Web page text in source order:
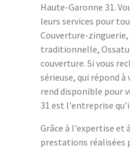
Haute-Garonne 31.
leurs services pour
Couverture-
traditionnelle,
couverture. Si vous
sérieuse, qui répond à
rend disponible pour
31 est l'entreprise
Grâce à l'expertise et
prestations réalisées